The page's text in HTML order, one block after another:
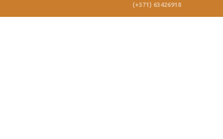
(+371) 63426918